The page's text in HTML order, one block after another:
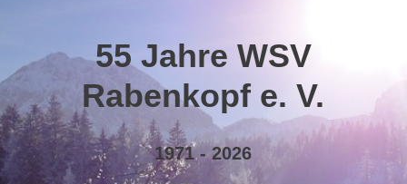
55 Jahre WSV
Rabenkopf e. V.
1971 - 2026